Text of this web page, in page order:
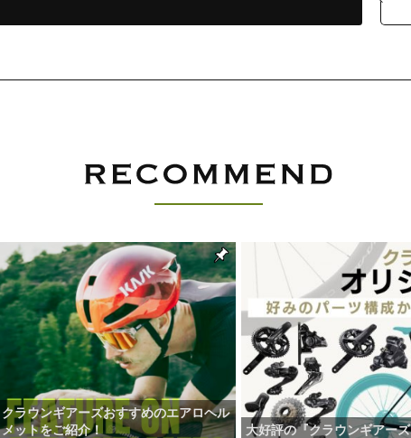
クラウンギアーズおすすめのエアロヘル
メットをご紹介！ 大好評の『クラウンギアー